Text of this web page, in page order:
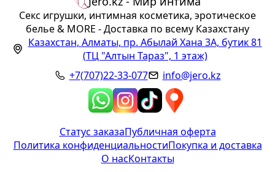
Секс игрушки, интимная косметика, эротическое
белье & MORE - Доставка по всему Казахстану
Казахстан, Алматы, пр. Абылай Хана 3А, бутик 81
(ТЦ "Алтын Тараз", 1 этаж)
+7(707)22-33-077
info@jero.kz
Статус заказаПубличная оферта
Политика конфиденциальностиПокупка и доставка
О насКонтакты